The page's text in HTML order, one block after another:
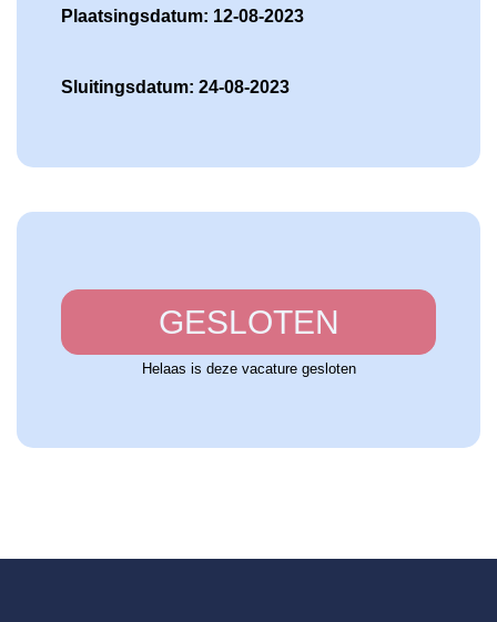
Plaatsingsdatum: 12-08-2023
Sluitingsdatum: 24-08-2023
GESLOTEN
Helaas is deze vacature gesloten